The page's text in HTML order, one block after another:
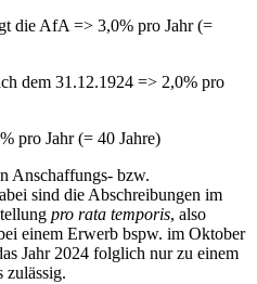
die AfA => 3,0% pro Jahr (=
dem 31.12.1924 => 2,0% pro
pro Jahr (= 40 Jahre)
Anschaffungs- bzw.
sind die Abschreibungen im
pro rata temporis, also
einem Erwerb bspw. im Oktober
Jahr 2024 folglich nur zu einem
zulässig.